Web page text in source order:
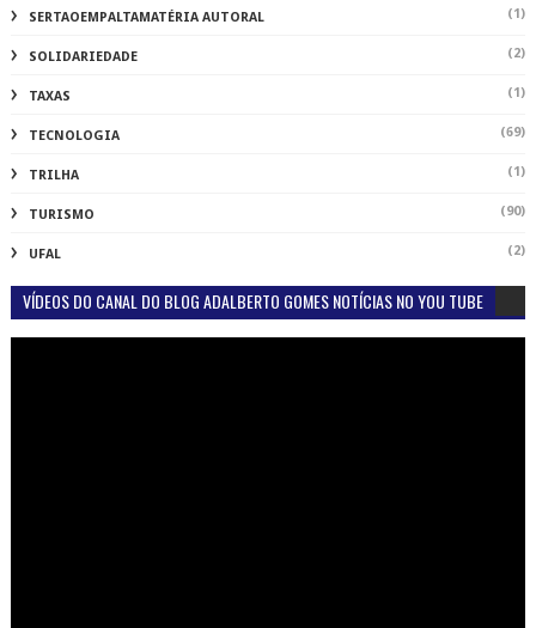
SERTAOEMPALTAMATÉRIA AUTORAL (1)
SOLIDARIEDADE (2)
TAXAS (1)
TECNOLOGIA (69)
TRILHA (1)
TURISMO (90)
UFAL (2)
VÍDEOS DO CANAL DO BLOG ADALBERTO GOMES NOTÍCIAS NO YOU TUBE